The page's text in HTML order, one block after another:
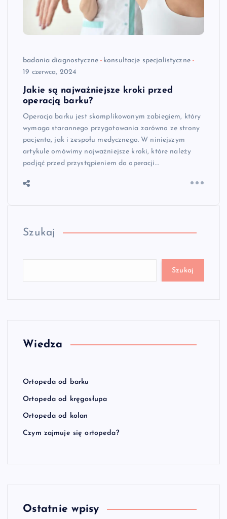
badania diagnostyczne
konsultacje specjalistyczne
19 czerwca, 2024
Jakie są najważniejsze kroki przed
operacją barku?
Operacja barku jest skomplikowanym zabiegiem, który
wymaga starannego przygotowania zarówno ze strony
pacjenta, jak i zespołu medycznego. W niniejszym
artykule omówimy najważniejsze kroki, które należy
podjąć przed przystąpieniem do operacji…
Szukaj
Szukaj
Wiedza
Ortopeda od barku
Ortopeda od kręgosłupa
Ortopeda od kolan
Czym zajmuje się ortopeda?
Ostatnie wpisy